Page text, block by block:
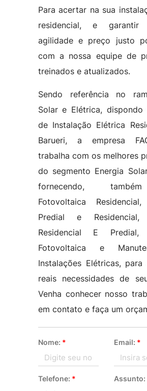
Para acertar na sua
residencial, e garantir
agilidade e preço justo
com a nossa equipe de
treinados e atualizados.
Sendo referência no
Solar e Elétrica, dispondo
de Instalação Elétrica
Barueri, a empresa
trabalha com os melhores
do segmento Energia
fornecendo,
Fotovoltaica
Predial e Residencial,
Residencial E Predial,
Fotovoltaica e
Instalações Elétricas,
reais necessidades de
Venha conhecer nosso
em contato e faça um
Nome: * Email: *
Telefone: * Assunto: